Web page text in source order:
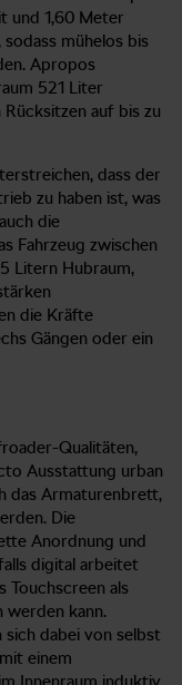
und 1,60 Meter
mühelos bis
Apropos
521 Liter
auf bis zu
dass der
zu haben ist, was
die
Fahrzeug zwischen
Litern Hubraum,
die Kräfte
Gängen oder ein
Qualitäten,
Ausstattung urban
das Armaturenbrett,
Die
Anordnung und
digital arbeitet
Touchscreen als
werden kann.
dabei von selbst
einem